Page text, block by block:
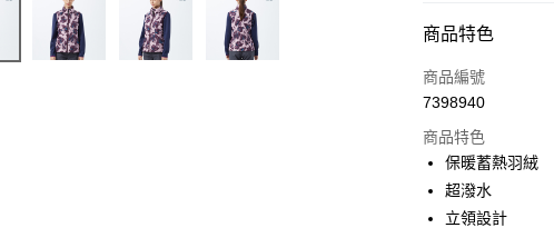
付款方式
信用卡一次付款
Apple Pay
悠遊付
商品特色
商品編號
7398940
商品特色
保暖蓄熱羽絨
超潑水
立領設計